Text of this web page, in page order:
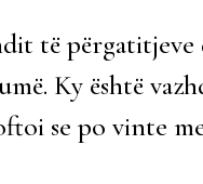
të përgatitjeve
Ky është
se po vinte